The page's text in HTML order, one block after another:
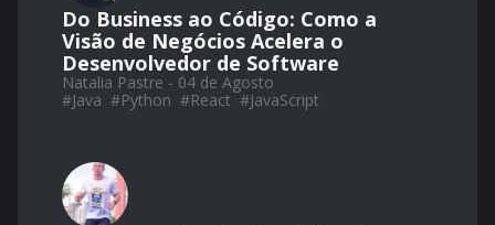
Do Business ao Código: Como a
Visão de Negócios Acelera o
Desenvolvedor de Software
Natalia Pastre - 04 de Agosto
#Java #Python #React #JavaScript